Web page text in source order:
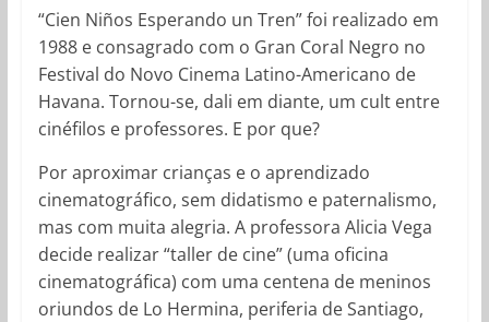
“Cien Niños Esperando un Tren” foi realizado em
1988 e consagrado com o Gran Coral Negro no
Festival do Novo Cinema Latino-Americano de
Havana. Tornou-se, dali em diante, um cult entre
cinéfilos e professores. E por que?
Por aproximar crianças e o aprendizado
cinematográfico, sem didatismo e paternalismo,
mas com muita alegria. A professora Alicia Vega
decide realizar “taller de cine” (uma oficina
cinematográfica) com uma centena de meninos
oriundos de Lo Hermina, periferia de Santiago,